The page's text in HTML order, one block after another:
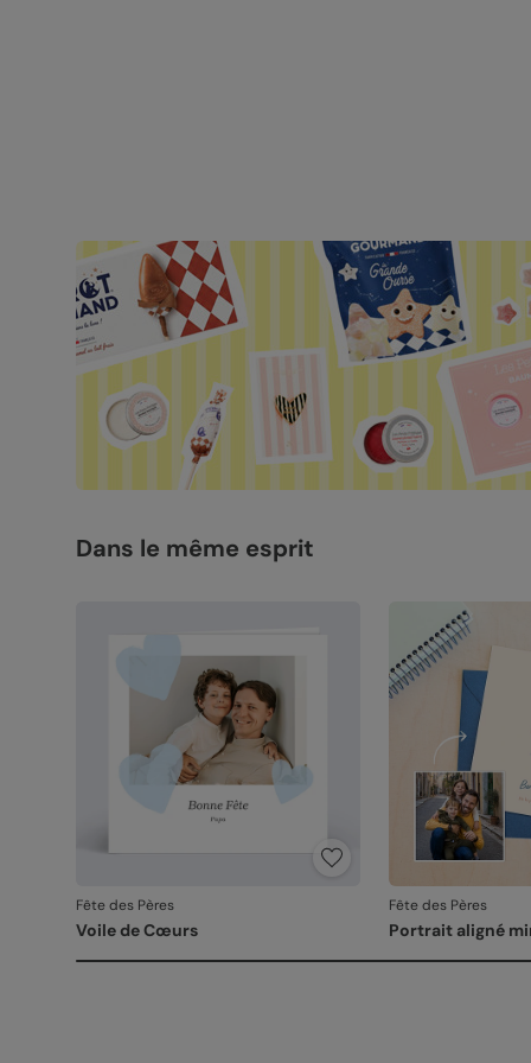
Dans le même esprit
Fête des Pères
Voile de Cœurs
Fête des Pères
Portrait aligné